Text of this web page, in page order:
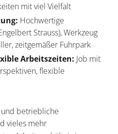
mit viel Vielfalt
Hochwertige
Strauss), Werkzeug
zeitgemäßer Fuhrpark
Arbeitszeiten: Job mit
flexible
und betriebliche
vieles mehr